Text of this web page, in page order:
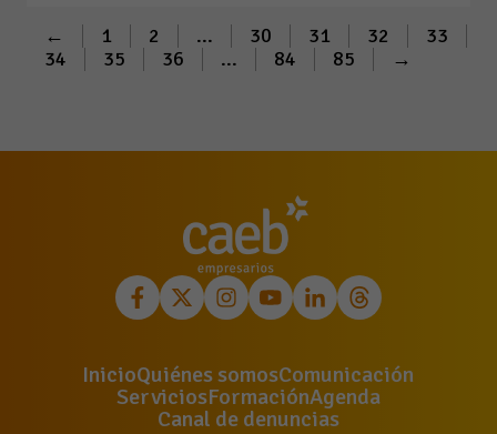
← 1 2 ... 30 31 32
33
34
35 36 ... 84 85 →
InicioQuiénes somosComunicación
ServiciosFormaciónAgenda
Canal de denuncias